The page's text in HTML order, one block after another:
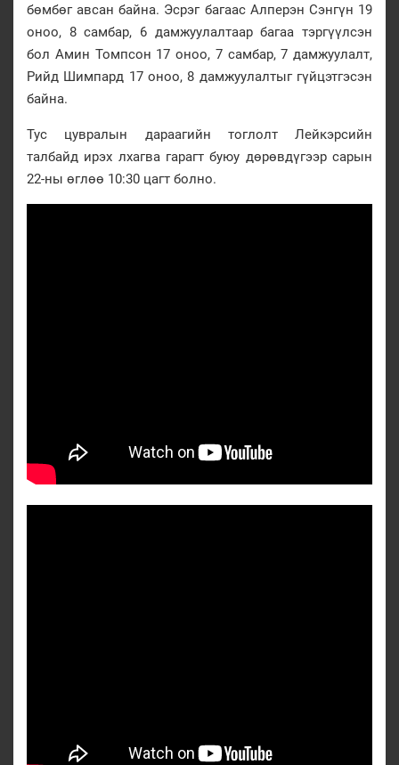
бөмбөг авсан байна. Эсрэг багаас Алперэн Сэнгүн 19
оноо, 8 самбар, 6 дамжуулалтаар багаа тэргүүлсэн
бол Амин Томпсон 17 оноо, 7 самбар, 7 дамжуулалт,
Рийд Шимпард 17 оноо, 8 дамжуулалтыг гүйцэтгэсэн
байна.
Тус цувралын дараагийн тоглолт Лейкэрсийн
талбайд ирэх лхагва гарагт буюу дөрөвдүгээр сарын
22-ны өглөө 10:30 цагт болно.